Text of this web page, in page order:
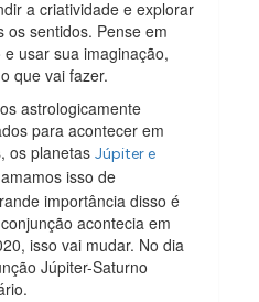
a criatividade e explorar
os sentidos. Pense em
usar sua imaginação,
que vai fazer.
astrologicamente
para acontecer em
os planetasJúpiter e
isso de
importância disso é
acontecia em
isso vai mudar. No dia
Júpiter-Saturno